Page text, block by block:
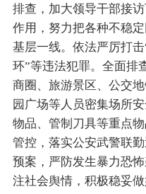
排查，加大领导干部接
作用，努力把各种不稳
基层一线。依法严厉打
环”等违法犯罪。全面排
商圈、旅游景区、公交
园广场等人员密集场所
物品、管制刀具等重点
管控，落实公安武警联
预案，严防发生暴力恐
注社会舆情，积极稳妥